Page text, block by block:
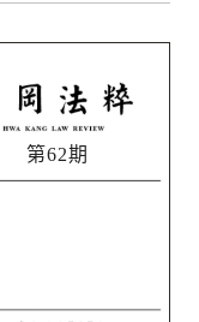
第62期